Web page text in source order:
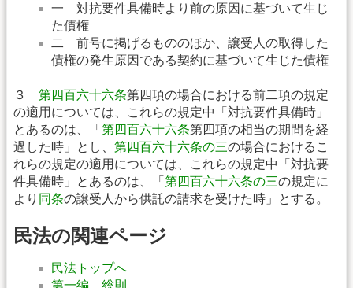
一 対抗要件具備時より前の原因に基づいて生じ
た債権
二 前号に掲げるもののほか、譲受人の取得した
債権の発生原因である契約に基づいて生じた債権
３ 第四百六十六条第四項の場合における前二項の規定
の適用については、これらの規定中「対抗要件具備時」
とあるのは、「 第四百六十六条第四項の相当の期間を経
過した時」とし、 第四百六十六条の三の場合におけるこ
れらの規定の適用については、これらの規定中「対抗要
件具備時」とあるのは、「 第四百六十六条の三の規定に
より 同条の譲受人から供託の請求を受けた時」とする。
民法の関連ページ
民法トップへ